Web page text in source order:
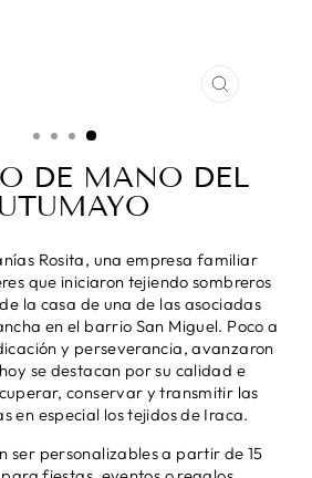
CERRAR
DE MANO DEL
Rosita, una empresa familiar
que iniciaron tejiendo sombreros
la casa de una de las asociadas
en el barrio San Miguel. Poco a
y perseverancia, avanzaron
se destacan por su calidad e
conservar y transmitir las
en especial los tejidos de Iraca.
ser personalizables a partir de 15